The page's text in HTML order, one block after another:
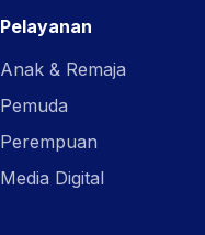
Pelayanan
Anak & Remaja
Pemuda
Perempuan
Media Digital